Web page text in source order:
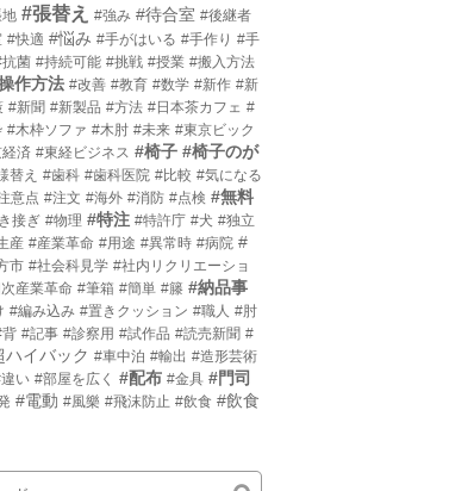
#張替え #強み #待合室 #後継者
#快適 #悩み #手がはいる #手作り #手
菌 #持続可能 #挑戦 #授業 #搬入方法
作方法 #改善 #教育 #数学 #新作 #新
#新聞 #新製品 #方法 #日本茶カフェ #
#木枠ソファ #木肘 #未来 #東京ビック
済 #東経ビジネス #椅子 #椅子のが
替え #歯科 #歯科医院 #比較 #気になる
意点 #注文 #海外 #消防 #点検 #無料
接ぎ #物理 #特注 #特許庁 #犬 #独立
産 #産業革命 #用途 #異常時 #病院 #
市 #社会科見学 #社内リクリエーショ
産業革命 #筆箱 #簡単 #籐 #納品事
#編み込み #置きクッション #職人 #肘
#記事 #診察用 #試作品 #読売新聞 #
ハイバック #車中泊 #輸出 #造形芸術
い #部屋を広く #配布 #金具 #門司
#電動 #風樂 #飛沫防止 #飲食 #飲食